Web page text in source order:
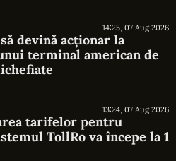
14:25, 07 Aug 2026
devină acționar la
terminal american de
13:24, 07 Aug 2026
tarifelor pentru
TollRo va începe la 1